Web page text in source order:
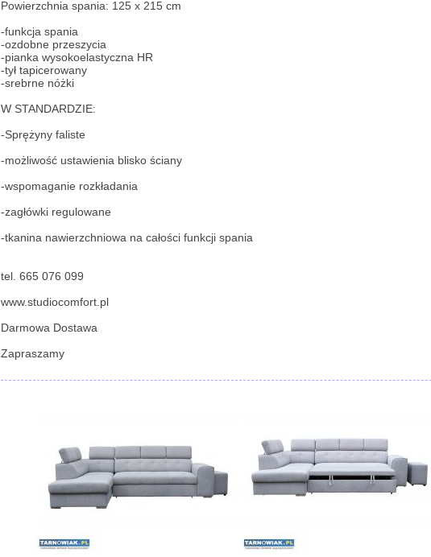
Powierzchnia spania: 125 x 215 cm
-funkcja spania
-ozdobne przeszycia
-pianka wysokoelastyczna HR
-tył tapicerowany
-srebrne nóżki
W STANDARDZIE:
-Sprężyny faliste
-możliwość ustawienia blisko ściany
-wspomaganie rozkładania
-zagłówki regulowane
-tkanina nawierzchniowa na całości funkcji spania
tel. 665 076 099
www.studiocomfort.pl
Darmowa Dostawa
Zapraszamy